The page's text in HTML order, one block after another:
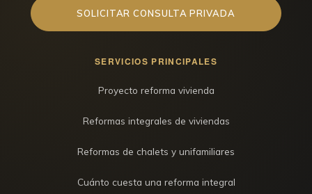
SOLICITAR CONSULTA PRIVADA
SERVICIOS PRINCIPALES
Proyecto reforma vivienda
Reformas integrales de viviendas
Reformas de chalets y unifamiliares
Cuánto cuesta una reforma integral